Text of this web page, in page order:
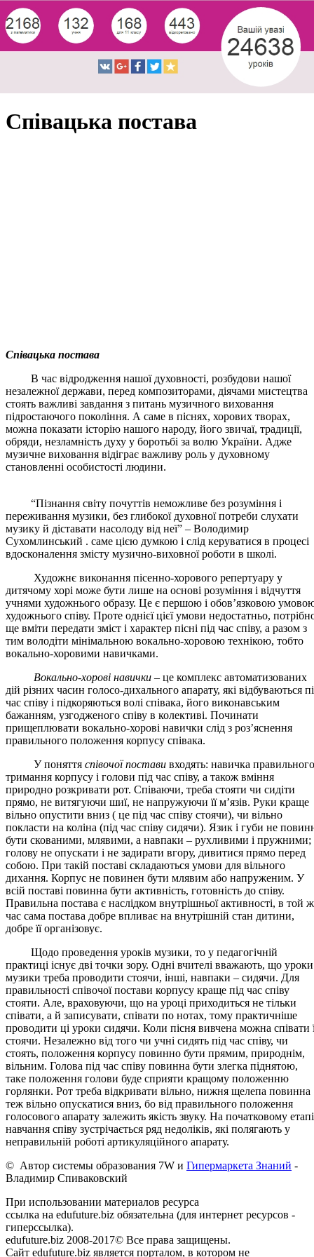
Співацька постава
Співацька постава
В час відродження нашої духовності, розбудови нашої
незалежної держави, перед композиторами, діячами мистецтва
стоять важливі завдання з питань музичного виховання
підростаючого покоління. А саме в піснях, хорових творах,
можна показати історію нашого народу, його звичаї, традиції,
обряди, незламність духу у боротьбі за волю України. Адже
музичне виховання відіграє важливу роль у духовному
становленні особистості людини.
“Пізнання світу почуттів неможливе без розуміння і
переживання музики, без глибокої духовної потреби слухати
музику й діставати насолоду від неї” – Володимир
Сухомлинський . саме цією думкою і слід керуватися в процесі
вдосконалення змісту музично-виховної роботи в школі.
Художнє виконання пісенно-хорового репертуару у
дитячому хорі може бути лише на основі розуміння і відчуття
учнями художнього образу. Це є першою і обов’язковою
художнього співу. Проте однієї цієї умови недостатньо,
ще вміти передати зміст і характер пісні під час співу, а разом з
тим володіти мінімальною вокально-хоровою технікою, тобто
вокально-хоровими навичками.
Вокально-хорові навички – це комплекс автоматизованих
дій різних часин голосо-дихального апарату, які відбуваються
час співу і підкоряються волі співака, його виконавським
бажанням, узгодженого співу в колективі. Починати
прищеплювати вокально-хорові навички слід з роз’яснення
правильного положення корпусу співака.
У поняття співочої постави входять: навичка правильного
тримання корпусу і голови під час співу, а також вміння
природно розкривати рот. Співаючи, треба стояти чи сидіти
прямо, не витягуючи шиї, не напружуючи її м’язів. Руки краще
вільно опустити вниз ( це під час співу стоячи), чи вільно
покласти на коліна (під час співу сидячи). Язик і губи не
бути скованими, млявими, а навпаки – рухливими і пружними;
голову не опускати і не задирати вгору, дивитися прямо перед
собою. При такій поставі складаються умови для вільного
дихання. Корпус не повинен бути млявим або напруженим. У
всій поставі повинна бути активність, готовність до співу.
Правильна постава є наслідком внутрішньої активності, в той
час сама постава добре впливає на внутрішній стан дитини,
добре її організовує.
Щодо проведення уроків музики, то у педагогічній
практиці існує дві точки зору. Одні вчителі вважають, що уроки
музики треба проводити стоячи, інші, навпаки – сидячи. Для
правильності співочої постави корпусу краще під час співу
стояти. Але, враховуючи, що на уроці приходиться не тільки
співати, а й записувати, співати по нотах, тому практичніше
проводити ці уроки сидячи. Коли пісня вивчена можна співати
стоячи. Незалежно від того чи учні сидять під час співу, чи
стоять, положення корпусу повинно бути прямим, природнім,
вільним. Голова під час співу повинна бути злегка піднятою,
таке положення голови буде сприяти кращому положенню
горлянки. Рот треба відкривати вільно, нижня щелепа повинна
теж вільно опускатися вниз, бо від правильного положення
голосового апарату залежить якість звуку. На початковому етапі
навчання співу зустрічається ряд недоліків, які полягають у
неправильній роботі артикуляційного апарату.
© Автор системы образования 7W и Гипермаркета Знаний -
Владимир Спиваковский
При использовании материалов ресурса
ссылка на edufuture.biz обязательна (для интернет ресурсов -
гиперссылка).
edufuture.biz 2008-2017© Все права защищены.
Сайт edufuture.biz является порталом, в котором не